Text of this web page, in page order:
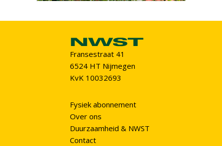
Fransestraat 41
6524 HT Nijmegen
KvK 10032693
Fysiek abonnement
Over ons
Duurzaamheid & NWST
Contact